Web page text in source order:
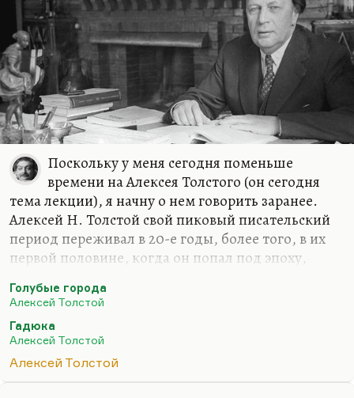
Поскольку у меня сегодня поменьше
времени на Алексея Толстого (он сегодня
тема лекции), я начну о нем говорить заранее.
Алексей Н. Толстой свой пиковый писательский
период переживал в 20-е годы, более того, в их
первой половине, когда он попал под эпоху,
том, что ему соответствовал здравый, простой,
норму среди перверсий Серебряного века, – он,
выражал отнюдь. Чувство, что он возрождал
Голубые города
Алексей Толстой
Гадюка
Алексей Толстой
Алексей Толстой